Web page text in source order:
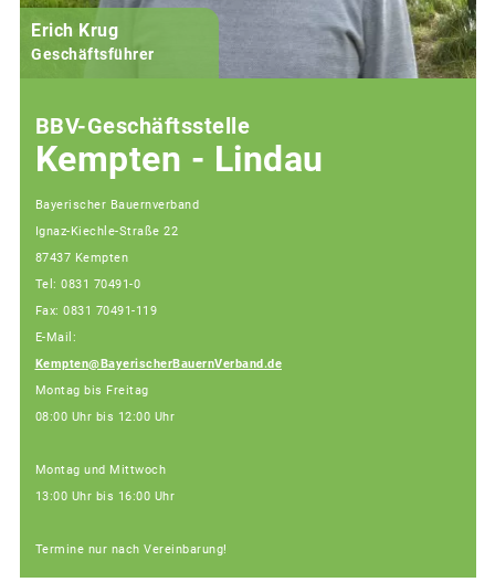
Erich Krug
Geschäftsführer
BBV-Geschäftsstelle
Kempten - Lindau
Bayerischer Bauernverband
Ignaz-Kiechle-Straße 22
87437 Kempten
Tel: 0831 70491-0
Fax: 0831 70491-119
E-Mail:
Kempten@BayerischerBauernVerband.de
Montag bis Freitag
08:00 Uhr bis 12:00 Uhr
Montag und Mittwoch
13:00 Uhr bis 16:00 Uhr
Termine nur nach Vereinbarung!